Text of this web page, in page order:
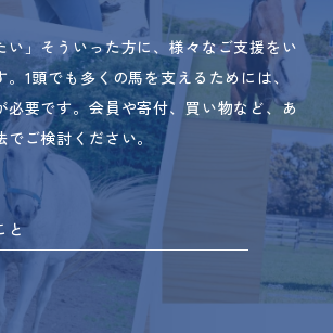
い」そういった方に、様々なご支援をい
1頭でも多くの馬を支えるためには、
要です。 会員や寄付、買い物など、あ
でご検討ください。
と